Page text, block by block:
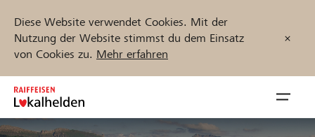
Diese Website verwendet Cookies. Mit der
Nutzung der Website stimmst du dem Einsatz
von Cookies zu. Mehr erfahren
Zum
Inhalt
springen
öffnen